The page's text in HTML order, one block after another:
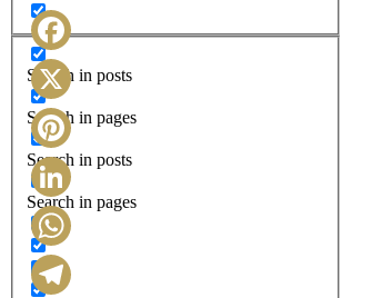
Search in posts
Search in pages
Search in posts
Search in pages
Facebook
X
Pinterest
LinkedIn
WhatsApp